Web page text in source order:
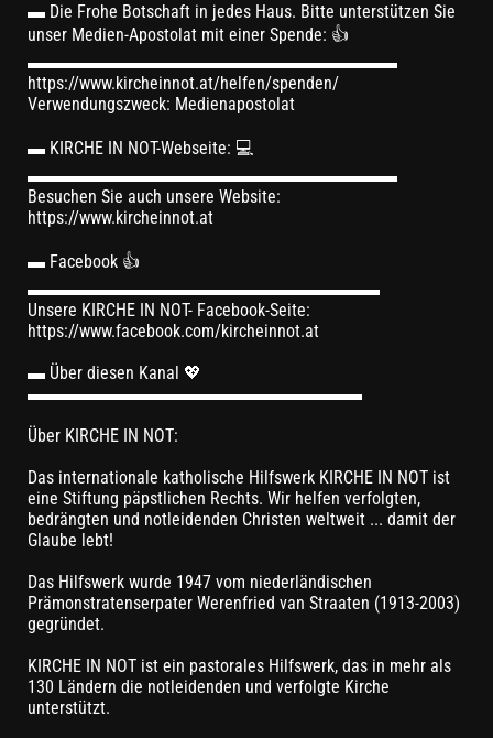
▬ Die Frohe Botschaft in jedes Haus. Bitte unterstützen Sie
unser Medien-Apostolat mit einer Spende: 👍
▬▬▬▬▬▬▬▬▬▬▬▬▬▬▬▬▬▬▬▬▬
https://www.kircheinnot.at/helfen/spenden/
Verwendungszweck: Medienapostolat
▬ KIRCHE IN NOT-Webseite: 💻
▬▬▬▬▬▬▬▬▬▬▬▬▬▬▬▬▬▬▬▬▬
Besuchen Sie auch unsere Website:
https://www.kircheinnot.at
▬ Facebook 👍
▬▬▬▬▬▬▬▬▬▬▬▬▬▬▬▬▬▬▬▬
Unsere KIRCHE IN NOT- Facebook-Seite:
https://www.facebook.com/kircheinnot.at
▬ Über diesen Kanal 💖
▬▬▬▬▬▬▬▬▬▬▬▬▬▬▬▬▬▬▬
Über KIRCHE IN NOT:
Das internationale katholische Hilfswerk KIRCHE IN NOT ist
eine Stiftung päpstlichen Rechts. Wir helfen verfolgten,
bedrängten und notleidenden Christen weltweit ... damit der
Glaube lebt!
Das Hilfswerk wurde 1947 vom niederländischen
Prämonstratenserpater Werenfried van Straaten (1913-2003)
gegründet.
KIRCHE IN NOT ist ein pastorales Hilfswerk, das in mehr als
130 Ländern die notleidenden und verfolgte Kirche
unterstützt.